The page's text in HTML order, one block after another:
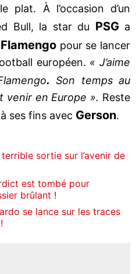
plat. À l’occasion d’un
Bull, la star du PSGa
Flamengopour se lancer
européen. « J’aime
. Son temps au
venir en Europe ». Reste
ses fins avec Gerson.
sortie sur l’avenir de
est tombé pour
brûlant !
se lance sur les traces